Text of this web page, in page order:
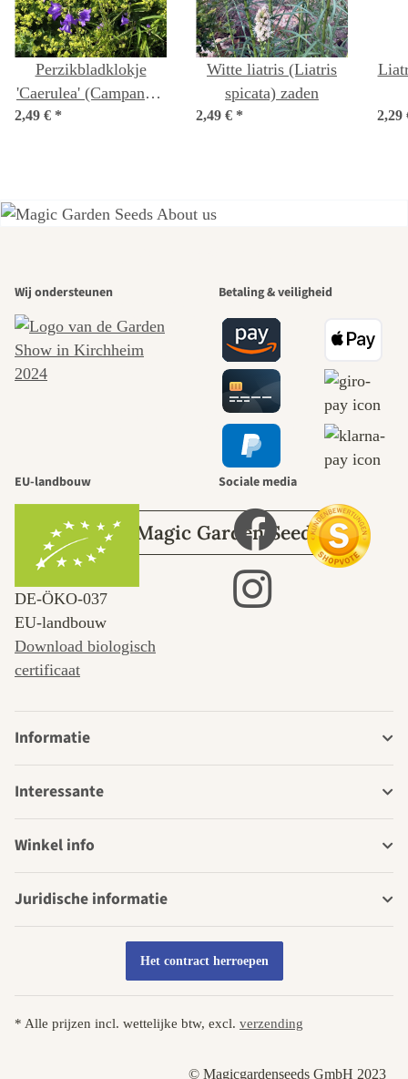
Perzikbladklokje
'Caerulea' (Campanula
persicifolia) zaden
2,49 € *
Witte liatris (Liatris
spicata) zaden
2,49 € * 2,29
mooiste paden
naar onszelf
leidt door de
tuin.
Over Magic Garden Seeds
Wij ondersteunen Betaling & veiligheid
EU-landbouw
DE‑ÖKO‑037
EU-landbouw
Download biologisch
certificaat
Sociale media
Informatie
Interessante
Winkel info
Juridische informatie
Het contract herroepen
* Alle prijzen incl. wettelijke btw, excl. verzending
© Magicgardenseeds GmbH 2023